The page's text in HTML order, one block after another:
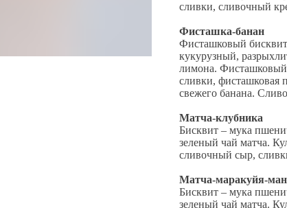
сливки, сливочный
Фисташка-банан
Фисташковый
кукурузный,
лимона. Фисташковый
сливки, фисташковая
свежего банана.
Матча-клубника
Бисквит – мука
зеленый чай матча.
сливочный сыр,
Матча-маракуйя-
Бисквит – мука
зеленый чай матча.